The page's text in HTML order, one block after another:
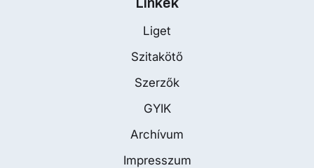
Liget
Szitakötő
Szerzők
GYIK
Archívum
Impresszum